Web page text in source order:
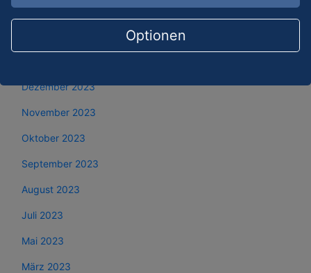
März 2024
Dezember 2023
November 2023
Oktober 2023
September 2023
August 2023
Juli 2023
Mai 2023
März 2023
Optionen